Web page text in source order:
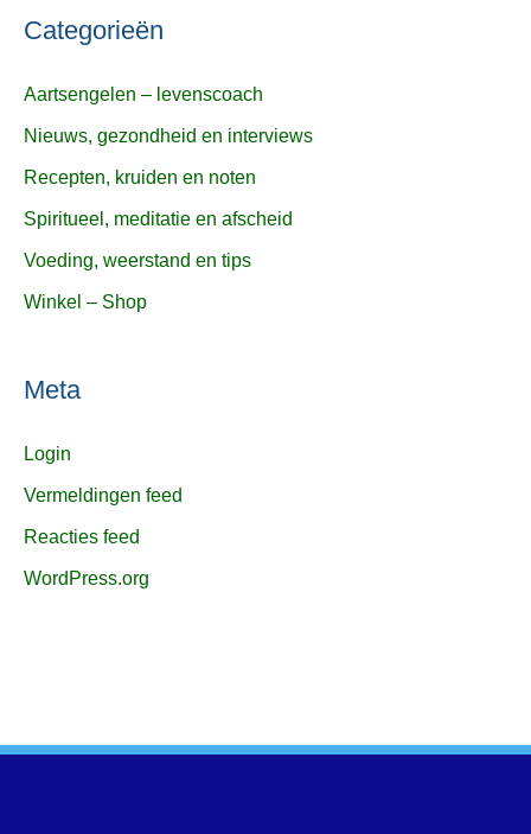
Categorieën
Aartsengelen – levenscoach
Nieuws, gezondheid en interviews
Recepten, kruiden en noten
Spiritueel, meditatie en afscheid
Voeding, weerstand en tips
Winkel – Shop
Meta
Login
Vermeldingen feed
Reacties feed
WordPress.org